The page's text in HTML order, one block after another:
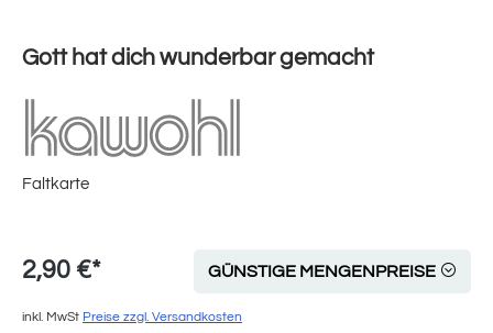
Gott hat dich wunderbar gemacht
Faltkarte
2,90 €* GÜNSTIGE MENGENPREISE
inkl. MwSt Preise zzgl. Versandkosten